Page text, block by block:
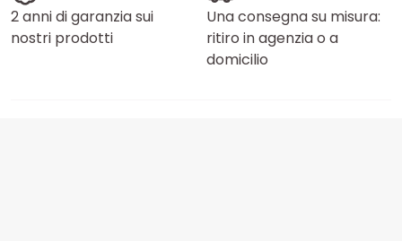
2 anni di garanzia sui
nostri prodotti
Una consegna su misura:
ritiro in agenzia o a
domicilio